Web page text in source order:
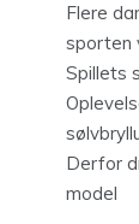
Flere
sporten
Spillets
Derfor
model